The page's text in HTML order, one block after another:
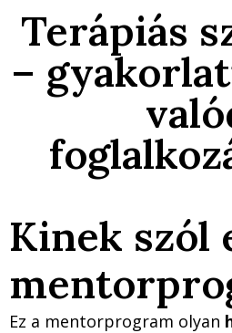
Terápiás
–
Kinek szól
Ez a mentorprogram olyan